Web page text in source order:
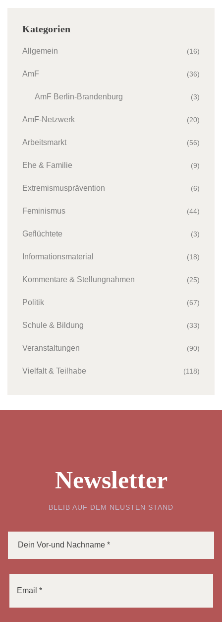
Kategorien
Allgemein (16)
AmF (36)
AmF Berlin-Brandenburg (3)
AmF-Netzwerk (20)
Arbeitsmarkt (56)
Ehe & Familie (9)
Extremismusprävention (6)
Feminismus (44)
Geflüchtete (3)
Informationsmaterial (18)
Kommentare & Stellungnahmen (25)
Politik (67)
Schule & Bildung (33)
Veranstaltungen (90)
Vielfalt & Teilhabe (118)
Newsletter
BLEIB AUF DEM NEUSTEN STAND